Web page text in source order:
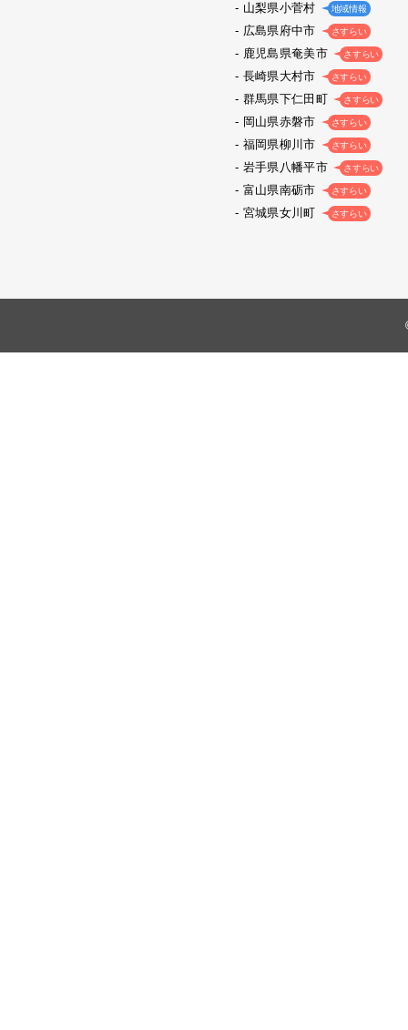
山梨県小菅村 地域情報
広島県府中市 さすらい
鹿児島県奄美市 さすらい
長崎県大村市 さすらい
群馬県下仁田町 さすらい
岡山県赤磐市 さすらい
福岡県柳川市 さすらい
岩手県八幡平市 さすらい
富山県南砺市 さすらい
宮城県女川町 さすらい